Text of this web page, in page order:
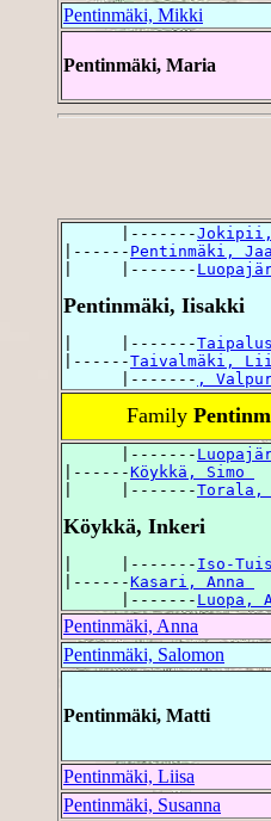
Pentinmäki, Mikki
Pentinmäki, Maria
      |-------
|------ Pentinmäki,
|     |-------
Pentinmäki, Iisakki
|     |-------
|------Taivalmäki,
      |-------
,
Family
      |-------
|------Köykkä, Simo
|     |-------Torala,
Köykkä, Inkeri
|     |------- Iso-
|------Kasari, Anna
      |-------
Luopa,
Pentinmäki, Anna
Pentinmäki, Salomon
Pentinmäki, Matti
Pentinmäki, Liisa
Pentinmäki, Susanna